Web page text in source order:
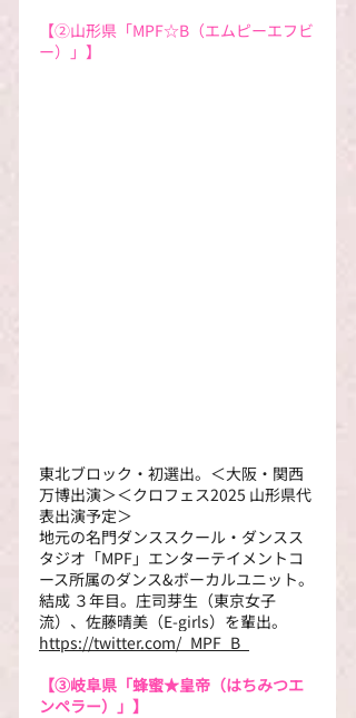
【②山形県「MPF☆B（エムピーエフビ
ー）」】
東北ブロック・初選出。＜大阪・関西
万博出演＞＜クロフェス2025 山形県代
表出演予定＞
地元の名門ダンススクール・ダンスス
タジオ「MPF」エンターテイメントコ
ース所属のダンス&ボーカルユニット。
結成 ３年目。庄司芽生（東京女子
流）、佐藤晴美（E-girls）を輩出。
https://twitter.com/_MPF_B_
【③岐阜県「蜂蜜★皇帝（はちみつエ
ンペラー）」】